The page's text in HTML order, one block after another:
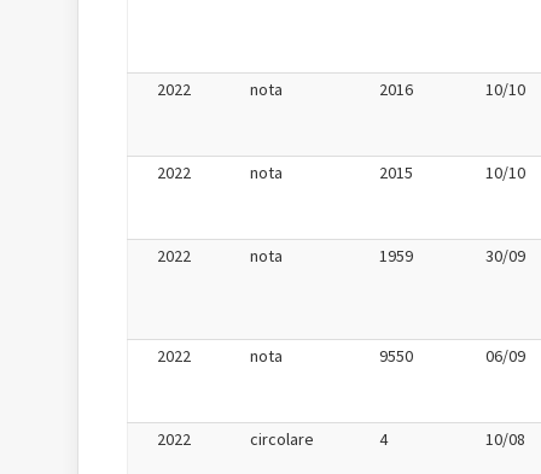
2022 nota 2016 10/10
2022 nota 2015 10/10
2022 nota 1959 30/09
2022 nota 9550 06/09
2022 circolare 4 10/08